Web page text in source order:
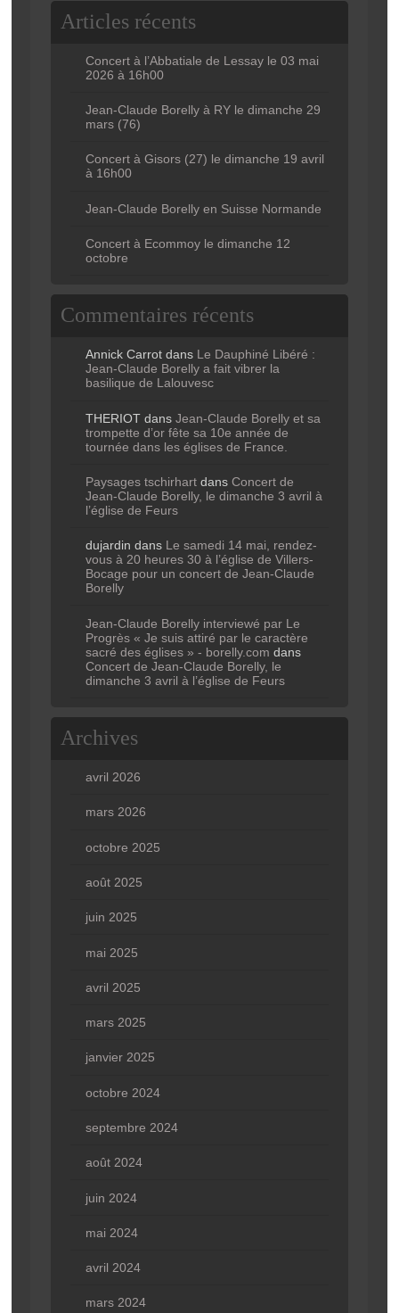
Articles récents
Concert à l’Abbatiale de Lessay le 03 mai
2026 à 16h00
Jean-Claude Borelly à RY le dimanche 29
mars (76)
Concert à Gisors (27) le dimanche 19 avril
à 16h00
Jean-Claude Borelly en Suisse Normande
Concert à Ecommoy le dimanche 12
octobre
Commentaires récents
Annick Carrotdans Le Dauphiné Libéré :
Jean-Claude Borelly a fait vibrer la
basilique de Lalouvesc
THERIOTdans Jean-Claude Borelly et sa
trompette d’or fête sa 10e année de
tournée dans les églises de France.
Paysages tschirhartdans Concert de
Jean-Claude Borelly, le dimanche 3 avril à
l’église de Feurs
dujardin dans Le samedi 14 mai, rendez-
vous à 20 heures 30 à l’église de Villers-
Bocage pour un concert de Jean-Claude
Borelly
Jean-Claude Borelly interviewé par Le
Progrès « Je suis attiré par le caractère
sacré des églises » - borelly.com dans
Concert de Jean-Claude Borelly, le
dimanche 3 avril à l’église de Feurs
Archives
avril 2026
mars 2026
octobre 2025
août 2025
juin 2025
mai 2025
avril 2025
mars 2025
janvier 2025
octobre 2024
septembre 2024
août 2024
juin 2024
mai 2024
avril 2024
mars 2024